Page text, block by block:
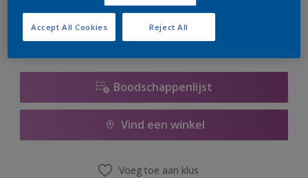
Boodschappenlijst
Vind een winkel
Voeg toe aan klus
Reject All
Accept All Cookies